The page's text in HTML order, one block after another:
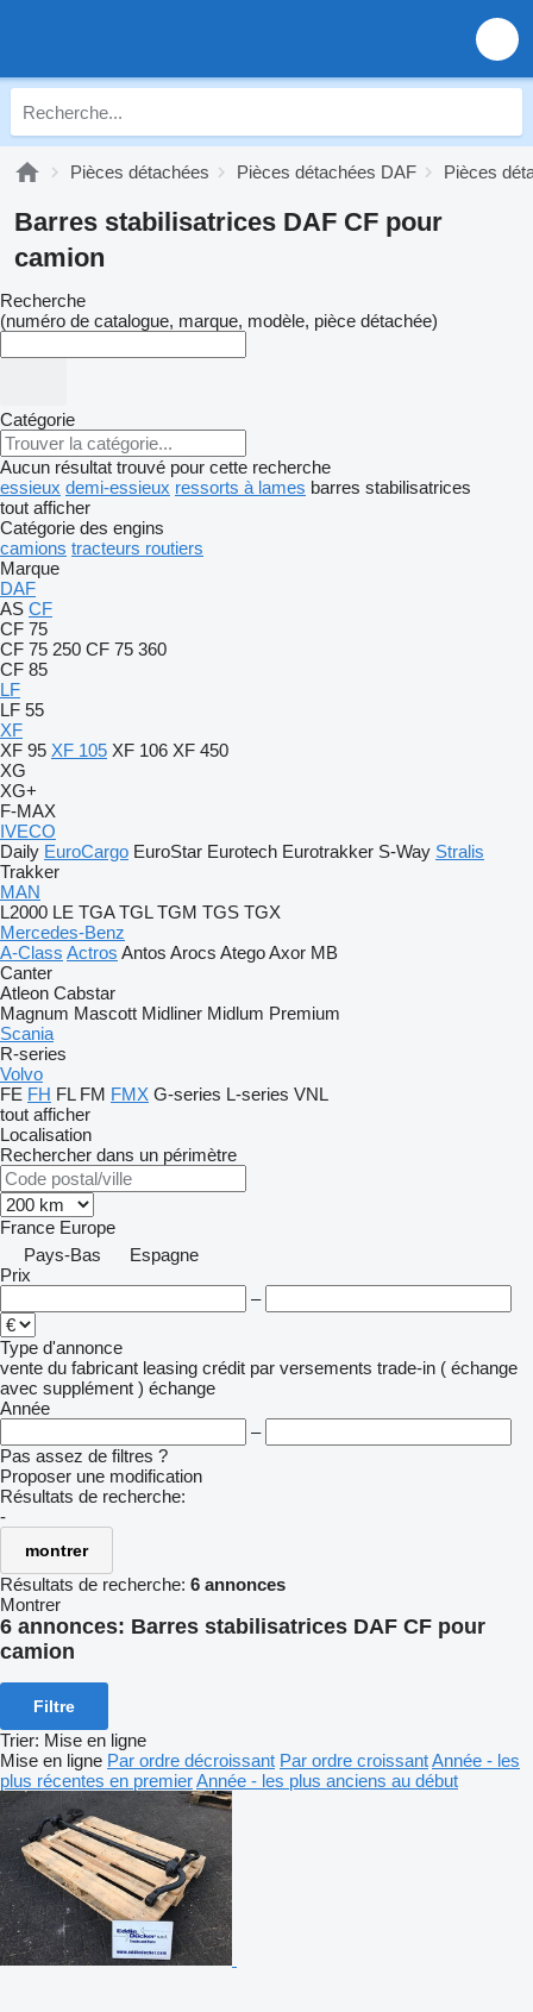
Pièces détachées Pièces détachées DAF Pièces
Barres stabilisatrices DAF CF pour
camion
Recherche
(numéro de catalogue, marque, modèle, pièce détachée)
Catégorie
Aucun résultat trouvé pour cette recherche
essieux demi-essieux ressorts à lames barres stabilisatrices
tout afficher
Catégorie des engins
camions tracteurs routiers
Marque
DAF
AS CF
CF 75
CF 75 250 CF 75 360
CF 85
LF
LF 55
XF
XF 95 XF 105 XF 106 XF 450
XG
XG+
F-MAX
IVECO
Daily EuroCargo EuroStar Eurotech Eurotrakker S-Way Stralis
Trakker
MAN
L2000 LE TGA TGL TGM TGS TGX
Mercedes-Benz
A-Class Actros Antos Arocs AtegoAxor MB
Canter
Atleon Cabstar
Magnum Mascott Midliner Midlum Premium
Scania
R-series
Volvo
FE FH FL FM FMX G-series L-series VNL
tout afficher
Localisation
Rechercher dans un périmètre
France Europe
Pays-Bas
Espagne
Prix
–
Type d'annonce
vente du fabricant leasing crédit par versements trade-in ( échange
avec supplément ) échange
Année
–
Pas assez de filtres ?
Proposer une modification
Résultats de recherche:
-
montrer
Résultats de recherche: 6 annonces
Montrer
6 annonces: Barres stabilisatrices DAF CF pour
camion
Filtre
Trier: Mise en ligne
Mise en ligne Par ordre décroissant Par ordre croissantAnnée - les
plus récentes en premierAnnée - les plus anciens au début